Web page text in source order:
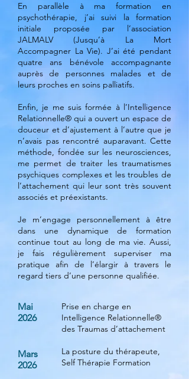
En parallèle à ma formation en
psychothérapie, j’ai suivi la formation
initiale proposée par l’association
JALMALV (Jusqu’à La Mort
Accompagner La Vie). J’ai été pendant
quatre ans bénévole accompagnante
auprès de personnes malades et de
leurs proches en soins palliatifs.
Enfin, je me suis formée à l’Intelligence
Relationnelle® qui a ouvert un espace de
douceur et d’ajustement à l’autre que je
n’avais pas rencontré auparavant. Cette
méthode, fondée sur les neurosciences,
me permet de traiter les traumatismes
psychiques complexes et les troubles de
l’attachement qui leur sont très souvent
associés et préexistants.
Je m’engage personnellement à être
dans une dynamique de formation
continue tout au long de ma vie. Aussi,
je fais régulièrement superviser ma
pratique afin de l’élargir à travers le
regard tiers d’une personne qualifiée.
Mai
2026
Mars
2026
Prise en charge en
Intelligence Relationnelle®
des Traumas d’attachement
La posture du thérapeute,
Self Thérapie Formation